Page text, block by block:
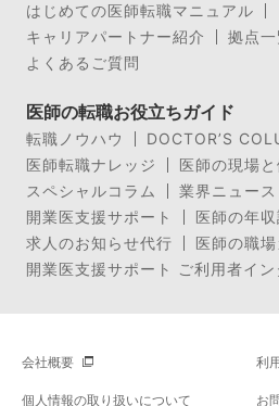
はじめての医師転職マニュアル
キャリアパートナー紹介
拠点一
よくあるご質問
医師の転職お役立ちガイド
転職ノウハウ
DOCTOR’S
医師転職ナレッジ
医師の現場
スペシャルコラム
業界ニュース
開業医支援サポート
医師の年
求人のお知らせ代行
医師の職
開業医支援サポート ご利用者イン
会社概要 利
個人情報の取り扱いについて お